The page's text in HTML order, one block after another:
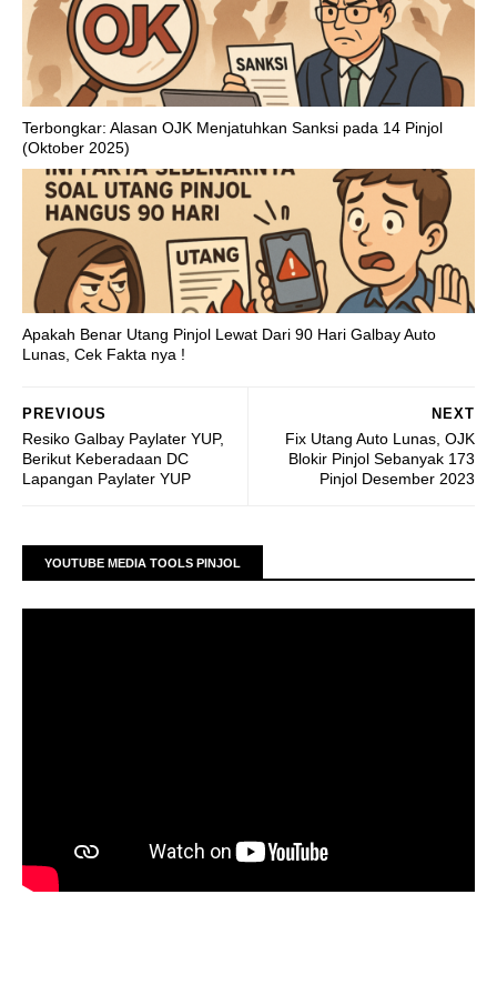
Terbongkar: Alasan OJK Menjatuhkan Sanksi pada 14 Pinjol
(Oktober 2025)
Apakah Benar Utang Pinjol Lewat Dari 90 Hari Galbay Auto
Lunas, Cek Fakta nya !
NEXT
Fix Utang Auto Lunas, OJK
Blokir Pinjol Sebanyak 173
Pinjol Desember 2023
PREVIOUS
Resiko Galbay Paylater YUP,
Berikut Keberadaan DC
Lapangan Paylater YUP
YOUTUBE MEDIA TOOLS PINJOL